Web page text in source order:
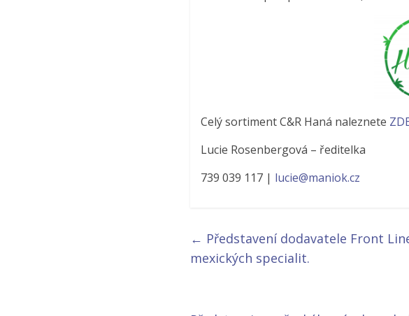
Celý sortiment C&R Haná naleznete
Lucie Rosenbergová – ředitelka
739 039 117 | lucie@maniok.cz
← Představení dodavatele Front
mexických specialit.